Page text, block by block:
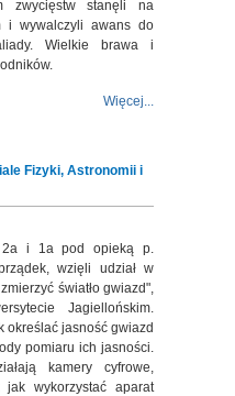
zwycięstw stanęli na
i wywalczyli awans do
Wielkie brawa i
Więcej...
Fizyki, Astronomii i
2a i 1a pod opieką p.
wzięli udział w
światło gwiazd",
Jagiellońskim.
określać jasność gwiazd
pomiaru ich jasności.
kamery cyfrowe,
jak wykorzystać aparat